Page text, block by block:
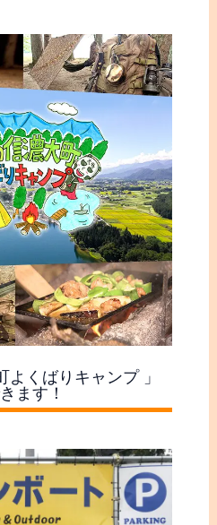
よくばりキャンプ 」
ます！